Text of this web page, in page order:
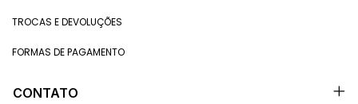
TROCAS E DEVOLUÇÕES
FORMAS DE PAGAMENTO
CONTATO